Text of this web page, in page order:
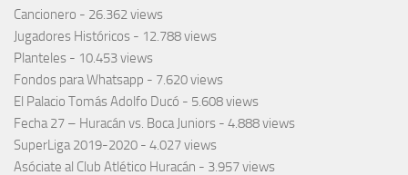
Cancionero - 26.362 views
Jugadores Históricos - 12.788 views
Planteles - 10.453 views
Fondos para Whatsapp - 7.620 views
El Palacio Tomás Adolfo Ducó - 5.608 views
Fecha 27 – Huracán vs. Boca Juniors - 4.888 views
SuperLiga 2019-2020 - 4.027 views
Asóciate al Club Atlético Huracán - 3.957 views